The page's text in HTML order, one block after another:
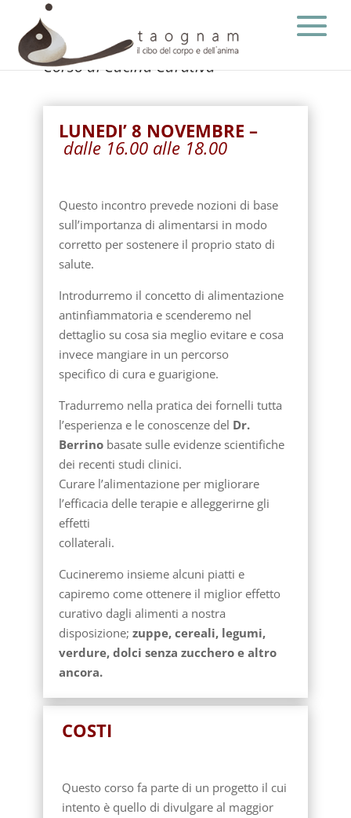
Corso di Cucina Curativa
LUNEDI’ 8 NOVEMBRE –
dalle 16.00 alle 18.00
Questo incontro prevede nozioni di base
sull’importanza di alimentarsi in modo
corretto per sostenere il proprio stato di
salute.
Introdurremo il concetto di alimentazione
antinfiammatoria e scenderemo nel
dettaglio su cosa sia meglio evitare e cosa
invece mangiare in un percorso
specifico di cura e guarigione.
Tradurremo nella pratica dei fornelli tutta
l’esperienza e le conoscenze del Dr.
Berrinobasate sulle evidenze scientifiche
dei recenti studi clinici.
Curare l’alimentazione per migliorare
l’efficacia delle terapie e alleggerirne gli
effetti
collaterali.
Cucineremo insieme alcuni piatti e
capiremo come ottenere il miglior effetto
curativo dagli alimenti a nostra
disposizione; zuppe, cereali, legumi,
verdure, dolci senza zucchero e altro
ancora.
COSTI
Questo corso fa parte di un progetto il cui
intento è quello di divulgare al maggior